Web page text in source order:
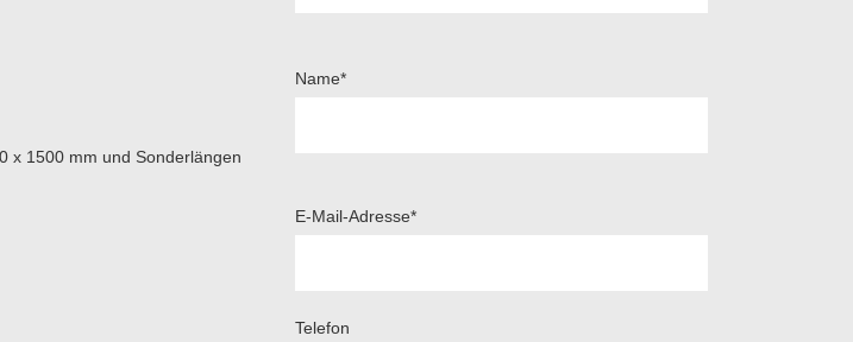
x 1500 mm und Sonderlängen
Name*
E-Mail-Adresse*
Telefon